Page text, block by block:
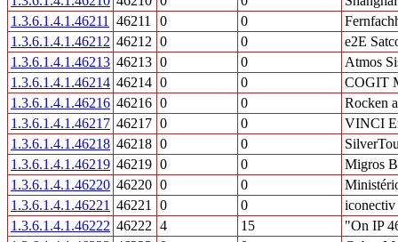
1.3.6.1.4.1.46211
46211 0 0
1.3.6.1.4.1.46212 46212 0 0
e2E
1.3.6.1.4.1.46213 46213 0 0
Atmos
1.3.6.1.4.1.46214 46214 0 0
COGIT
1.3.6.1.4.1.46216 46216 0 0
Rocken
1.3.6.1.4.1.46217 46217 0 0
VINCI
1.3.6.1.4.1.46218 46218 0 0
1.3.6.1.4.1.46219 46219 0 0
Migros
1.3.6.1.4.1.46220 46220 0 0
1.3.6.1.4.1.46221 46221 0 0
iconectiv
1.3.6.1.4.1.46222 46222 4 15
"On IP